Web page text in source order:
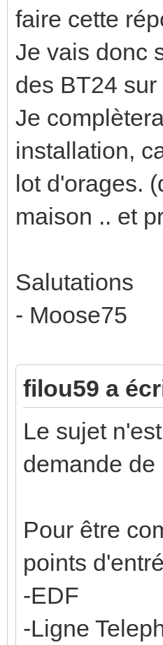
faire cette
Je vais donc
des BT24
Je
installation,
lot d'orages.
maison .. et
Salutations
- Moose75
filou59 a
Le sujet
demande de
Pour être
points
-EDF
-Ligne